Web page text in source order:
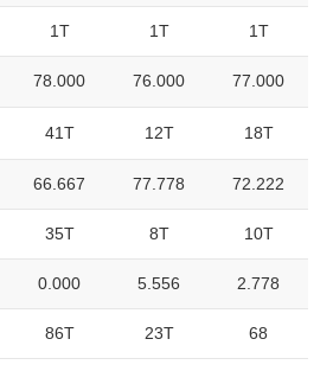
1T 1T 1T
78.000 76.000 77.000
41T 12T 18T
66.667 77.778 72.222
35T 8T 10T
0.000 5.556 2.778
86T 23T 68